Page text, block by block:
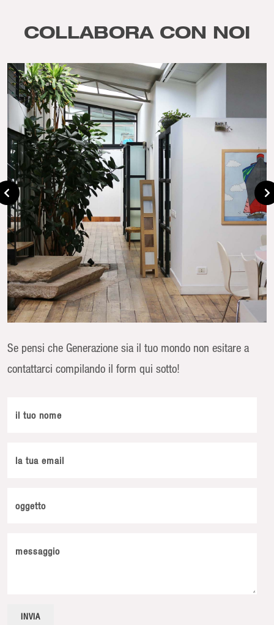
COLLABORA CON NOI
Se pensi che Generazione sia il tuo mondo non esitare a
contattarci compilando il form qui sotto!
il tuo nome
la tua email
oggetto
messaggio